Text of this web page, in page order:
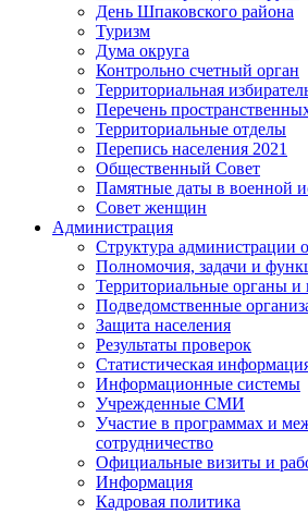
День Шпаковского района
Туризм
Дума округа
Контрольно счетный орган
Территориальная
Перечень
Территориальные отделы
Перепись населения 2021
Общественный Совет
Памятные даты в военной
Совет женщин
Администрация
Структура администрации
Полномочия, задачи и
Территориальные органы и
Подведомственные
Защита населения
Результаты проверок
Статистическая
Информационные системы
Учрежденные СМИ
Участие в программах и
сотрудничество
Официальные визиты и
Информация
Кадровая политика